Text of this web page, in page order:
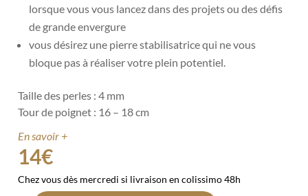
lorsque vous vous lancez dans des projets ou des défis
de grande envergure
vous désirez une pierre stabilisatrice qui ne vous
bloque pas à réaliser votre plein potentiel.
Taille des perles : 4 mm
Tour de poignet : 16 – 18 cm
En savoir +
14€
Chez vous dès mercredi si livraison en colissimo 48h